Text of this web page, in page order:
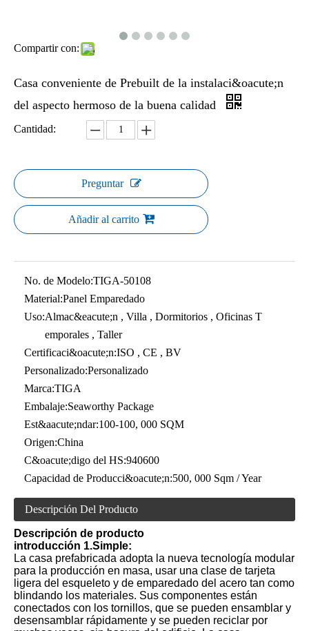
Compartir con:
Casa conveniente de Prebuilt de la instalaci&oacute;n
del aspecto hermoso de la buena calidad
Cantidad:
Preguntar
Añadir al carrito
No. de Modelo:TIGA-50108
Material:Panel Emparedado
Uso:Almac&eacute;n , Villa , Dormitorios , Oficinas T
emporales , Taller
Certificaci&oacute;n:ISO , CE , BV
Personalizado:Personalizado
Marca:TIGA
Embalaje:Seaworthy Package
Est&aacute;ndar:100-100, 000 SQM
Origen:China
C&oacute;digo del HS:940600
Capacidad de Producci&oacute;n:500, 000 Sqm / Year
Descripción Del Producto
Descripción de producto
introducción 1.Simple:
La casa prefabricada adopta la nueva tecnología modular
para la producción en masa, usar una clase de tarjeta
ligera del esqueleto y de emparedado del acero tan como
blindando los materiales. Sus componentes están
conectados con los tornillos, que se pueden ensamblar y
desensamblar rápidamente y se pueden reciclar por